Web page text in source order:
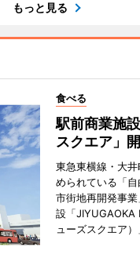
もっと見る
食べる
駅前商業施
スクエア」
東急東横線・大
められている「
市街地再開発事
設「JIYUGAOKA
ューズスクエア）